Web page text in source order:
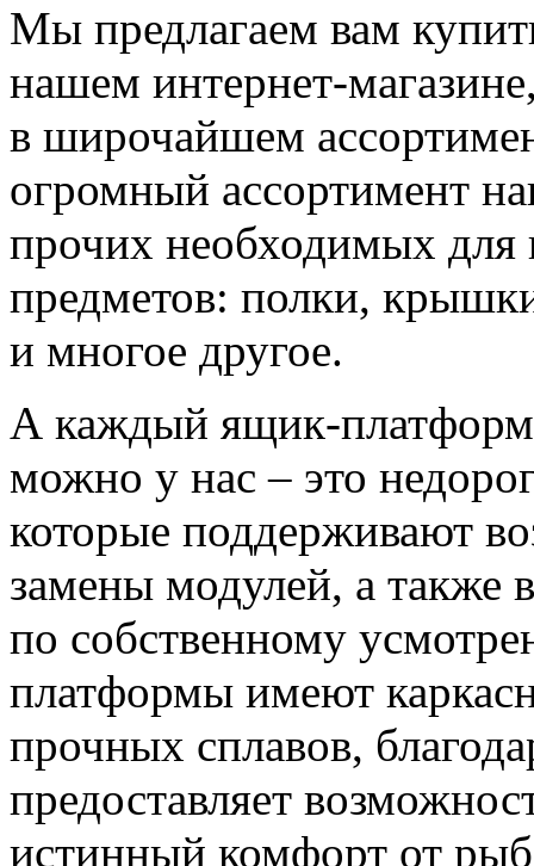
Мы предлагаем вам
нашем интернет-
в широчайшем
огромный ассортимент
прочих необходимых
предметов: полки,
и многое другое.
А каждый ящик-
можно у нас – это
которые поддерживают
замены модулей, а также
по собственному
платформы имеют
прочных сплавов,
предоставляет
истинный комфорт от